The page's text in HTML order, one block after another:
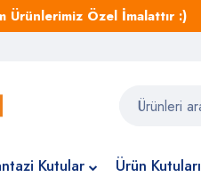
Ürünlerimiz Özel İmalattır :)
Kutular Ürün Kutuları